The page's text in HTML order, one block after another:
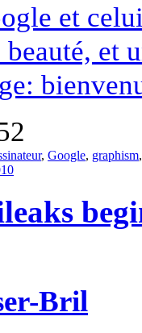
et
et
, Google, graphism
Bril